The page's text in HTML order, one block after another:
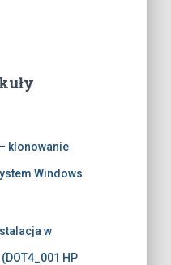
klonowanie
Windows
w
HP